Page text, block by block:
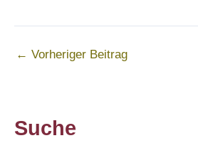
← Vorheriger Beitrag
Suche